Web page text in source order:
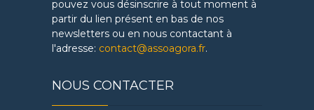
pouvez vous désinscrire à tout moment à
partir du lien présent en bas de nos
newsletters ou en nous contactant à
l'adresse: contact@assoagora.fr.
NOUS CONTACTER